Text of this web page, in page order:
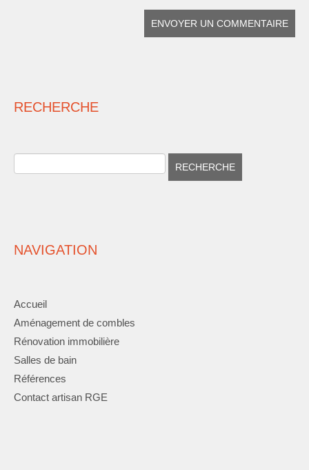
RECHERCHE
NAVIGATION
Accueil
Aménagement de combles
Rénovation immobilière
Salles de bain
Références
Contact artisan RGE